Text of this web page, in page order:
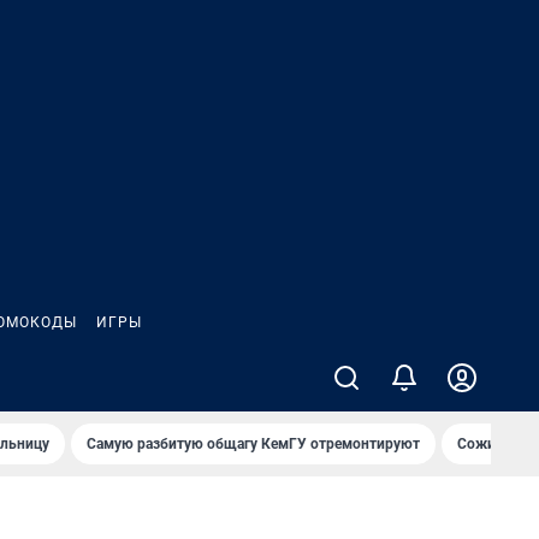
ИГРЫ
Самую разбитую общагу КемГУ отремонтируют